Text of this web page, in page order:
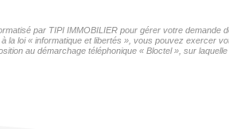
par TIPI IMMOBILIER pour gérer votre
la loi « informatique et libertés », vous pouvez exercer
au démarchage téléphonique « Bloctel », sur